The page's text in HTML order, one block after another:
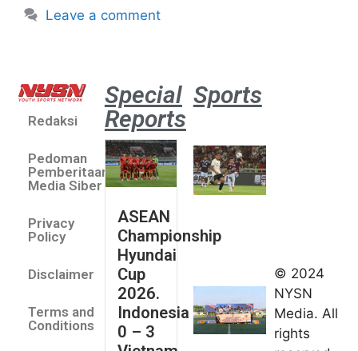
Leave a comment
Redaksi
Pedoman
Pemberitaan
Media Siber
Privacy
Policy
Disclaimer
Terms and
Conditions
Special
Reports
ASEAN
Championship
Hyundai
Cup
2026.
Indonesia
0 – 3
Sports
umum
Kejurnas
Panahan
Junior di
© 2024
NYSN
Media. All
rights